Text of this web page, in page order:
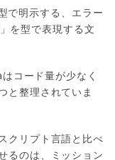
で明示する、エラー
を型で表現する文
コード量が少なく
と整理されていま
クリプト言語と比べ
るのは、ミッション